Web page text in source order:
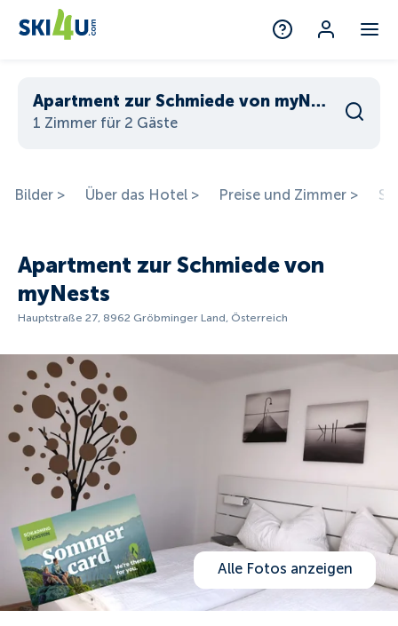
Apartment zur Schmiede von myNests
1 Zimmer für 2 Gäste
Bilder > Über das Hotel > Preise und Zimmer >
Apartment zur Schmiede von
myNests
Hauptstraße 27, 8962 Gröbminger Land, Österreich
Alle Fotos anzeigen